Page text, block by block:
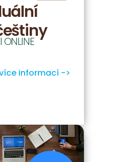
ONLINE
informací ->